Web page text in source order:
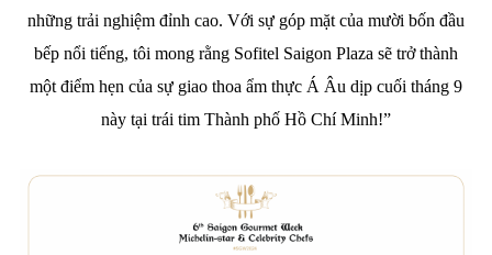
những trải nghiệm đỉnh cao. Với sự góp mặt của mười bốn đầu
bếp nổi tiếng, tôi mong rằng Sofitel Saigon Plaza sẽ trở thành
một điểm hẹn của sự giao thoa ẩm thực Á Âu dịp cuối tháng 9
này tại trái tim Thành phố Hồ Chí Minh!”